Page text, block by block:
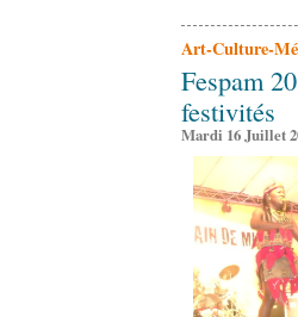
Art-Culture-
Fespam
festivités
Mardi 16 Juillet